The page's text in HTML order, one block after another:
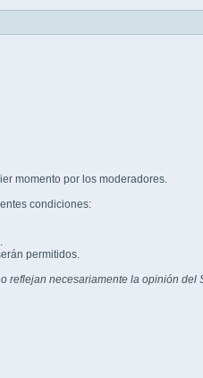
momento por los moderadores.
condiciones:
permitidos.
reflejan necesariamente la opinión del